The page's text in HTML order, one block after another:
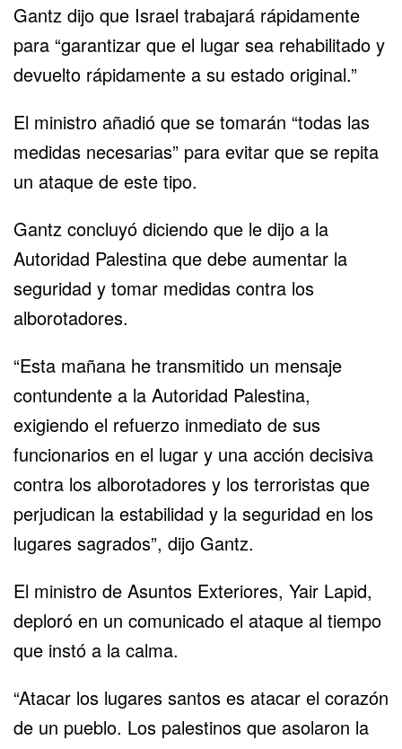
Gantz dijo que Israel trabajará rápidamente
para “garantizar que el lugar sea rehabilitado y
devuelto rápidamente a su estado original.”
El ministro añadió que se tomarán “todas las
medidas necesarias” para evitar que se repita
un ataque de este tipo.
Gantz concluyó diciendo que le dijo a la
Autoridad Palestina que debe aumentar la
seguridad y tomar medidas contra los
alborotadores.
“Esta mañana he transmitido un mensaje
contundente a la Autoridad Palestina,
exigiendo el refuerzo inmediato de sus
funcionarios en el lugar y una acción decisiva
contra los alborotadores y los terroristas que
perjudican la estabilidad y la seguridad en los
lugares sagrados”, dijo Gantz.
El ministro de Asuntos Exteriores, Yair Lapid,
deploró en un comunicado el ataque al tiempo
que instó a la calma.
“Atacar los lugares santos es atacar el corazón
de un pueblo. Los palestinos que asolaron la